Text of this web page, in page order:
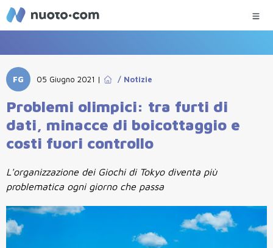
FG 05 Giugno 2021 | / Notizie
Problemi olimpici: tra furti di
dati, minacce di boicottaggio e
costi fuori controllo
L'organizzazione dei Giochi di Tokyo diventa più
problematica ogni giorno che passa